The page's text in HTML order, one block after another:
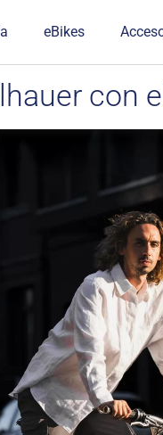
eBikes
con